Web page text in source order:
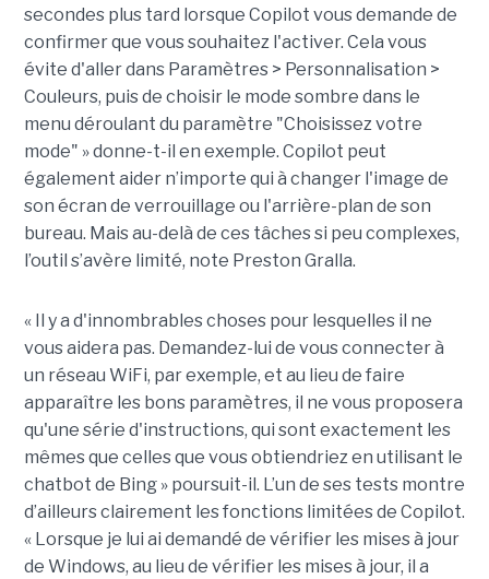
secondes plus tard lorsque Copilot vous demande de
confirmer que vous souhaitez l'activer. Cela vous
évite d'aller dans Paramètres > Personnalisation >
Couleurs, puis de choisir le mode sombre dans le
menu déroulant du paramètre "Choisissez votre
mode" » donne-t-il en exemple. Copilot peut
également aider n’importe qui à changer l'image de
son écran de verrouillage ou l'arrière-plan de son
bureau. Mais au-delà de ces tâches si peu complexes,
l’outil s’avère limité, note Preston Gralla.
« Il y a d'innombrables choses pour lesquelles il ne
vous aidera pas. Demandez-lui de vous connecter à
un réseau WiFi, par exemple, et au lieu de faire
apparaître les bons paramètres, il ne vous proposera
qu'une série d'instructions, qui sont exactement les
mêmes que celles que vous obtiendriez en utilisant le
chatbot de Bing » poursuit-il. L’un de ses tests montre
d’ailleurs clairement les fonctions limitées de Copilot.
« Lorsque je lui ai demandé de vérifier les mises à jour
de Windows, au lieu de vérifier les mises à jour, il a